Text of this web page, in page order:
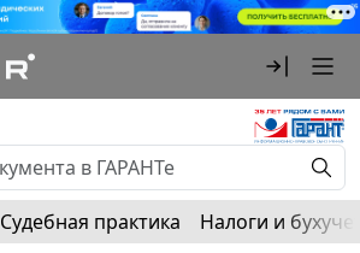
Судебная практика Налоги и